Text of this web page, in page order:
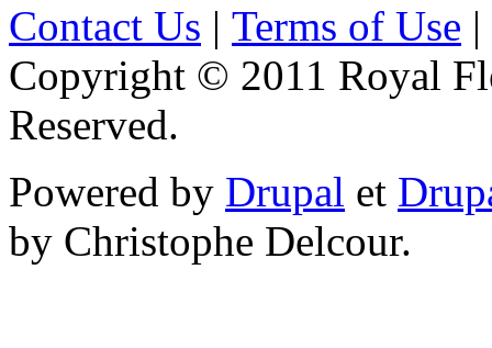
Contact Us | Terms of Use |
Copyright © 2011 Royal
Reserved.
Powered by Drupal et
by Christophe Delcour.